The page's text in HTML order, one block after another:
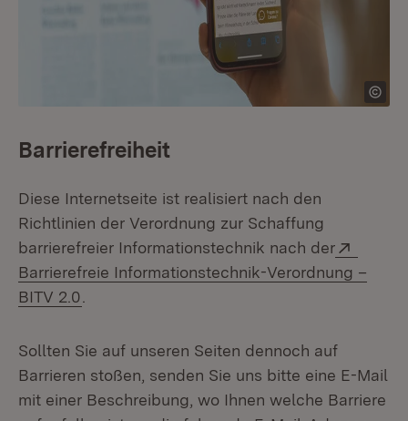
Barrierefreiheit
Diese Internetseite ist realisiert nach den
Richtlinien der Verordnung zur Schaffung
barrierefreier Informationstechnik nach der
Barrierefreie Informationstechnik-Verordnung –
BITV 2.0
Sollten Sie auf unseren Seiten dennoch auf
Barrieren stoßen, senden Sie uns bitte eine E-Mail
mit einer Beschreibung, wo Ihnen welche Barriere